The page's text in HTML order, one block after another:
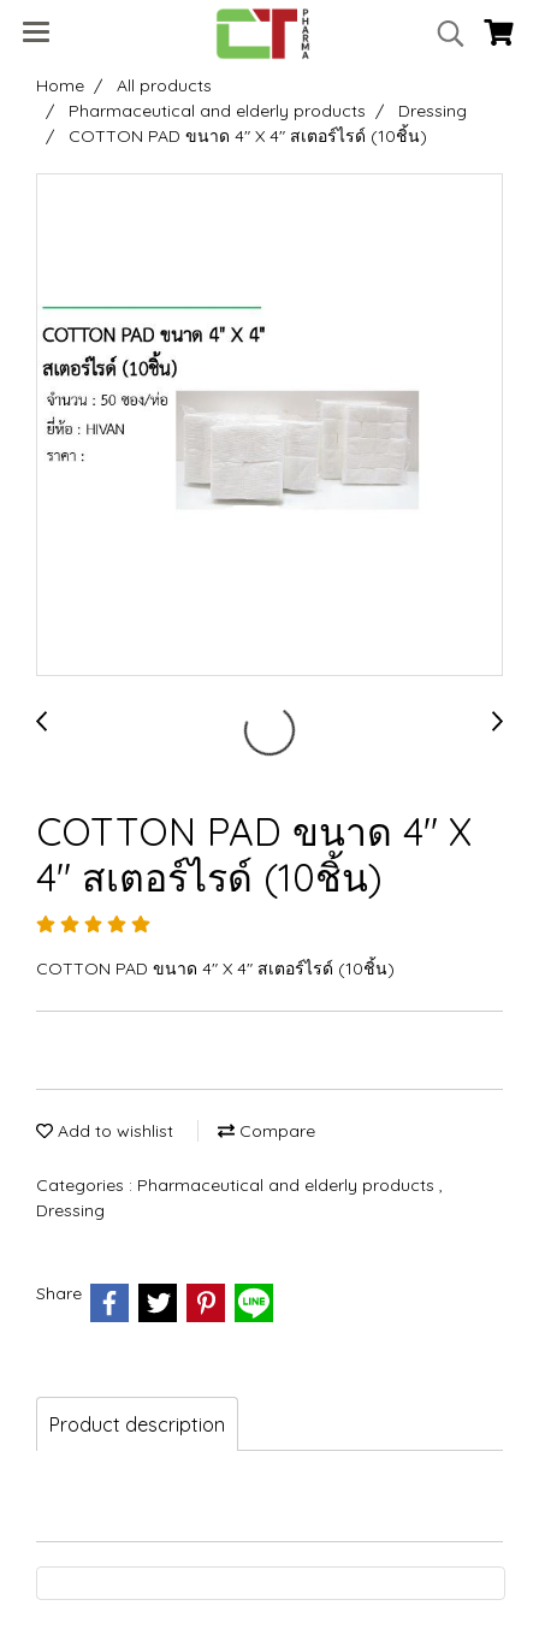
Home
All products
Pharmaceutical and elderly products
Dressing
COTTON PAD ขนาด 4" X 4" สเตอร์ไรด์ (10ชิ้น)
COTTON PAD ขนาด 4" X
4" สเตอร์ไรด์ (10ชิ้น)
COTTON PAD ขนาด 4" X 4" สเตอร์ไรด์ (10ชิ้น)
Add to wishlist Compare
Categories : Pharmaceutical and elderly products ,
Dressing
Share
Product description